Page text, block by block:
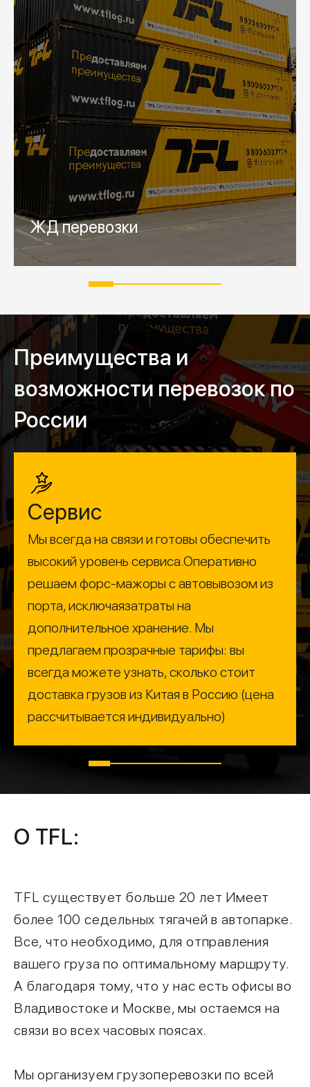
ЖД перевозки
Далее Запросить расчёт
Преимущества и
возможности перевозок по
России
Сервис
Мы всегда на связи и готовы обеспечить
высокий уровень сервиса.Оперативно
решаем форс-мажоры с автовывозом из
порта, исключаязатраты на
дополнительное хранение. Мы
предлагаем прозрачные тарифы: вы
всегда можете узнать, сколько стоит
доставка грузов из Китая в Россию (цена
рассчитывается индивидуально)
О TFL:
TFL существует больше 20 лет Имеет
более 100 седельных тягачей в автопарке.
Все, что необходимо, для отправления
вашего груза по оптимальному маршруту.
А благодаря тому, что у нас есть офисы во
Владивостоке и Москве, мы остаемся на
связи во всех часовых поясах.
Мы организуем грузоперевозки по всей